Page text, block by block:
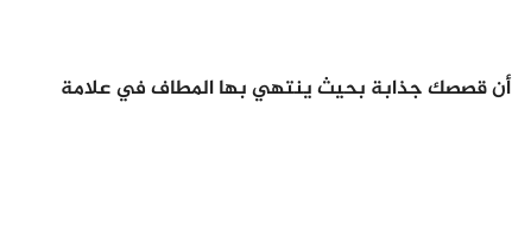
أن قصصك جذابة بحيث ينتهي بها المطاف في علامة